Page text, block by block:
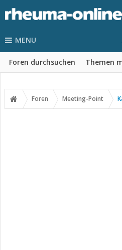
MENU
Foren durchsuchen Themen
Foren Meeting-Point